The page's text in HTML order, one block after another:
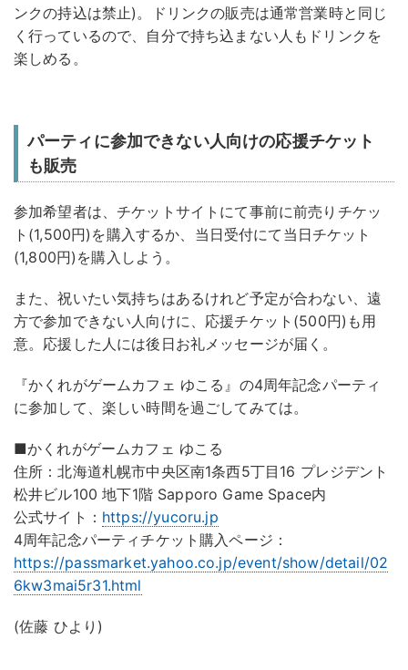
ンクの持込は禁止)。ドリンクの販売は通常営業時と同じ
く行っているので、自分で持ち込まない人もドリンクを
楽しめる。
パーティに参加できない人向けの応援チケット
も販売
参加希望者は、チケットサイトにて事前に前売りチケッ
ト(1,500円)を購入するか、当日受付にて当日チケット
(1,800円)を購入しよう。
また、祝いたい気持ちはあるけれど予定が合わない、遠
方で参加できない人向けに、応援チケット(500円)も用
意。応援した人には後日お礼メッセージが届く。
『かくれがゲームカフェ ゆこる』の4周年記念パーティ
に参加して、楽しい時間を過ごしてみては。
■かくれがゲームカフェ ゆこる
住所：北海道札幌市中央区南1条西5丁目16 プレジデント
松井ビル100 地下1階 Sapporo Game Space内
公式サイト： https://yucoru.jp
4周年記念パーティチケット購入ページ：
https://passmarket.yahoo.co.jp/event/show/detail/02
6kw3mai5r31.html
(佐藤 ひより)